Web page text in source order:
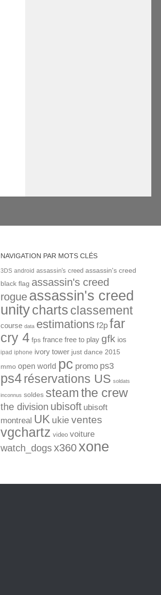
NAVIGATION PAR MOTS CLÉS
3DS android assassin's creed assassin's creed
black flag assassin's creed
rogue assassin's creed
unitycharts classement
course data estimations f2p far
cry 4 fps france free to play gfk ios
ipad iphone ivory tower just dance 2015
mmo open world pc promo ps3
ps4réservations US soldats
inconnus soldes steamthe crew
the division ubisoft ubisoft
montreal UK ukie ventes
vgchartz video voiture
watch_dogsx360 xone